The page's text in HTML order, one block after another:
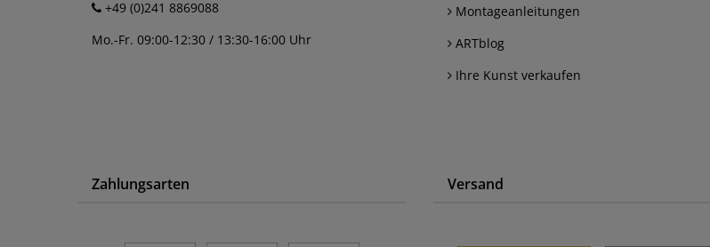
+49 (0)241 8869088
Mo.-Fr. 09:00-12:30 / 13:30-16:00 Uhr
Montageanleitungen
ARTblog
Ihre Kunst verkaufen
Zahlungsarten Versand